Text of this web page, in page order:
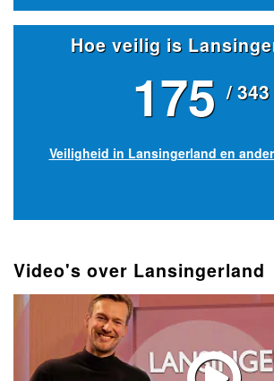
Hoe veilig is
175 / 343
Veiligheid in Lansingerland en
Video's over Lansingerland